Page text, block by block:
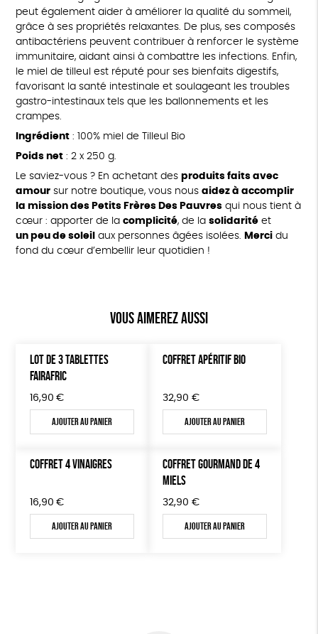
peut également aider à améliorer la qualité du sommeil,
grâce à ses propriétés relaxantes. De plus, ses composés
antibactériens peuvent contribuer à renforcer le système
immunitaire, aidant ainsi à combattre les infections. Enfin,
le miel de tilleul est réputé pour ses bienfaits digestifs,
favorisant la santé intestinale et soulageant les troubles
gastro-intestinaux tels que les ballonnements et les
crampes.
Ingrédient: 100% miel de Tilleul Bio
Poids net: 2 x 250 g.
Le saviez-vous ? En achetant des produits faits avec
amoursur notre boutique, vous nous aidez à accomplir
la mission des Petits Frères Des Pauvresqui nous tient à
cœur : apporter de la complicité, de la solidaritéet
un peu de soleil aux personnes âgées isolées. Mercidu
fond du cœur d’embellir leur quotidien !
Vous aimerez aussi
LOT DE 3 TABLETTES
FAIRAFRIC
16,90 €
Ajouter au panier
COFFRET APÉRITIF BIO
32,90 €
Ajouter au panier
COFFRET 4 VINAIGRES
16,90 €
Ajouter au panier
COFFRET GOURMAND DE 4
MIELS
32,90 €
Ajouter au panier